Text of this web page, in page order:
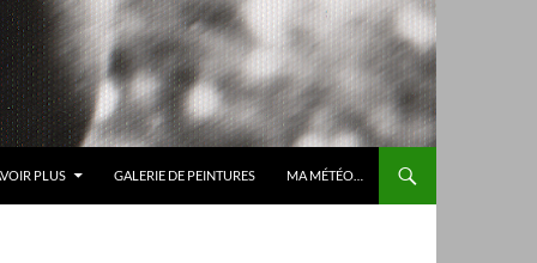
PLUS GALERIE DE PEINTURES MA MÉTÉO…